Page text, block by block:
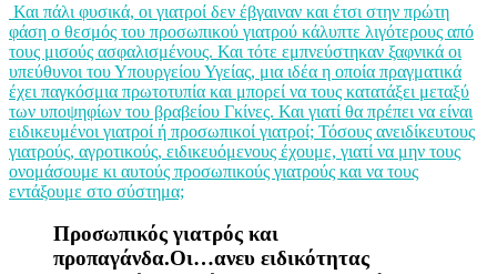
Και πάλι φυσικά, οι γιατροί δεν έβγαιναν και έτσι στην πρώτη
φάση ο θεσμός του προσωπικού γιατρού κάλυπτε λιγότερους από
τους μισούς ασφαλισμένους. Και τότε εμπνεύστηκαν ξαφνικά οι
υπεύθυνοι του Υπουργείου Υγείας, μια ιδέα η οποία πραγματικά
έχει παγκόσμια πρωτοτυπία και μπορεί να τους κατατάξει μεταξύ
των υποψηφίων του βραβείου Γκίνες. Και γιατί θα πρέπει να είναι
ειδικευμένοι γιατροί ή προσωπικοί γιατροί; Τόσους ανειδίκευτους
γιατρούς, αγροτικούς, ειδικευόμενους έχουμε, γιατί να μην τους
ονομάσουμε κι αυτούς προσωπικούς γιατρούς και να τους
εντάξουμε στο σύστημα;
Προσωπικός γιατρός και
προπαγάνδα.Οι…ανευ ειδικότητας